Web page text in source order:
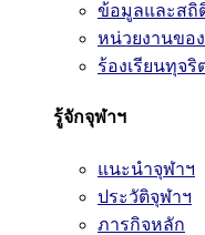
ข้อมูลและสถิ
หน่วยงานขอ
ร้องเรียนทุจ
รู้จักจุฬาฯ
แนะนำจุฬาฯ
ประวัติจุฬาฯ
ภารกิจหลัก